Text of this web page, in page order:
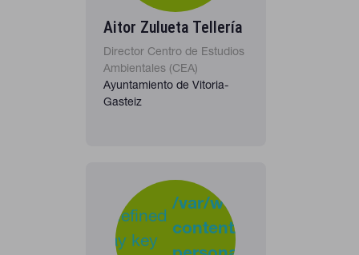
Aitor Zulueta Tellería
Director Centro de Estudios
Ambientales (CEA)
Ayuntamiento de Vitoria-
Gasteiz
Undefined
array key
/var/www/clients/
content/plugins/